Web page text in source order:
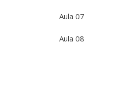
Aula 07
Aula 08